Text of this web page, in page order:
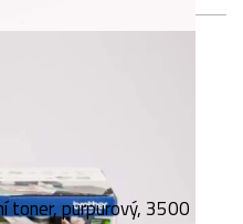
toner, purpurový, 3500